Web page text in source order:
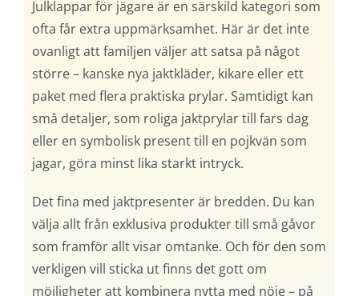
Julklappar för jägare är en särskild kategori som
ofta får extra uppmärksamhet. Här är det inte
ovanligt att familjen väljer att satsa på något
större – kanske nya jaktkläder, kikare eller ett
paket med flera praktiska prylar. Samtidigt kan
små detaljer, som roliga jaktprylar till fars dag
eller en symbolisk present till en pojkvän som
jagar, göra minst lika starkt intryck.
Det fina med jaktpresenter är bredden. Du kan
välja allt från exklusiva produkter till små gåvor
som framför allt visar omtanke. Och för den som
verkligen vill sticka ut finns det gott om
möjligheter att kombinera nytta med nöje – på